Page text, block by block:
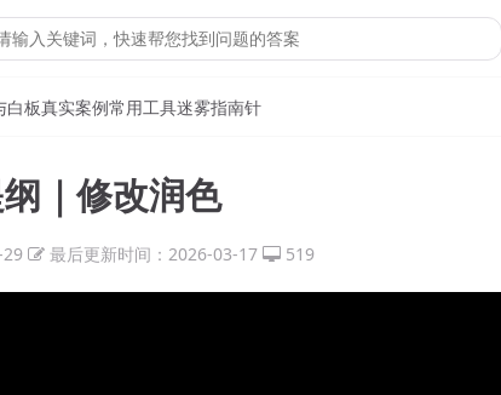
白板真实案例常用工具迷雾指南针
｜修改润色
最后更新时间：2026-03-17 519